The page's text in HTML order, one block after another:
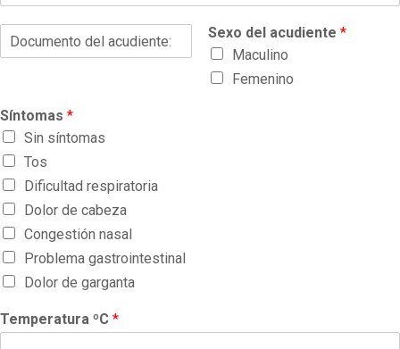
Sexo del acudiente *
Maculino
Femenino
Síntomas *
Sin síntomas
Tos
Dificultad respiratoria
Dolor de cabeza
Congestión nasal
Problema gastrointestinal
Dolor de garganta
Temperatura ºC *